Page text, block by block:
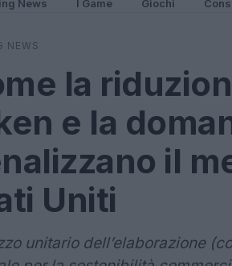
News I Game Giochi
NEWS
la
e la
il
Uniti
unitario dell’elaborazione